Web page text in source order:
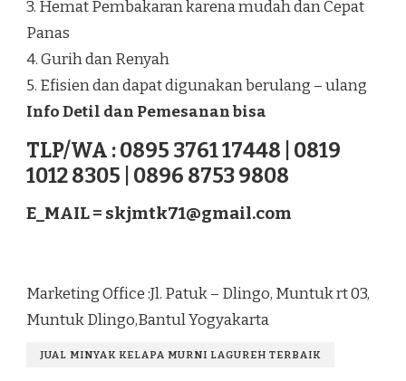
3. Hemat Pembakaran karena mudah dan Cepat
Panas
4. Gurih dan Renyah
5. Efisien dan dapat digunakan berulang – ulang
Info Detil dan Pemesanan bisa
TLP/WA : 0895 3761 17448 | 0819
1012 8305 | 0896 8753 9808
E_MAIL = skjmtk71@gmail.com
Marketing Office :Jl. Patuk – Dlingo, Muntuk rt 03,
Muntuk Dlingo,Bantul Yogyakarta
JUAL MINYAK KELAPA MURNI LAGUREH TERBAIK